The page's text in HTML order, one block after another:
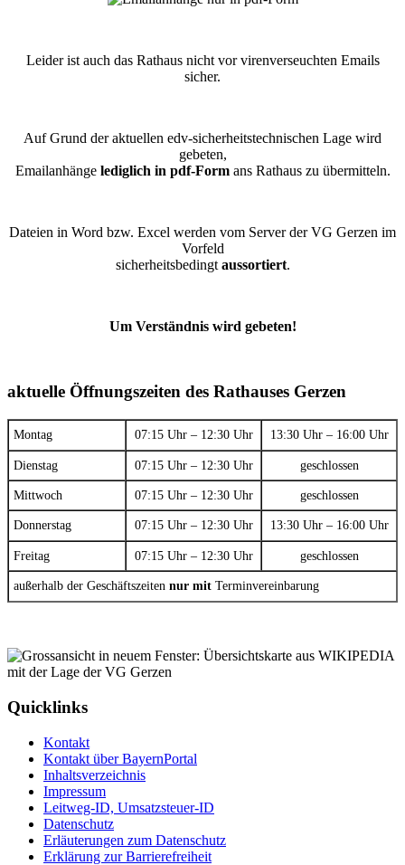
Leider ist auch das Rathaus nicht vor virenverseuchten Emails
sicher.
Auf Grund der aktuellen edv-sicherheitstechnischen Lage wird
gebeten,
Emailanhänge lediglich in pdf-Formans Rathaus zu übermitteln.
Dateien in Word bzw. Excel werden vom Server der VG Gerzen im
Vorfeld
sicherheitsbedingt aussortiert.
Um Verständnis wird gebeten!
aktuelle Öffnungszeiten des Rathauses Gerzen
Montag 07:15 Uhr – 12:30 Uhr 13:30 Uhr – 16:00 Uhr
Dienstag 07:15 Uhr – 12:30 Uhr geschlossen
Mittwoch 07:15 Uhr – 12:30 Uhr geschlossen
Donnerstag 07:15 Uhr – 12:30 Uhr 13:30 Uhr – 16:00 Uhr
Freitag 07:15 Uhr – 12:30 Uhr geschlossen
außerhalb der Geschäftszeiten nur mit Terminvereinbarung
Quicklinks
Kontakt
Kontakt über BayernPortal
Inhaltsverzeichnis
Impressum
Leitweg-ID, Umsatzsteuer-ID
Datenschutz
Erläuterungen zum Datenschutz
Erklärung zur Barrierefreiheit